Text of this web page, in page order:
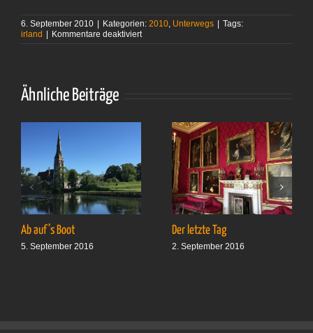
6. September 2010 | Kategorien: 2010 Unterwegs | Tags:
irland | Kommentare deaktiviertfür
Ähnliche Beiträge
Ab auf’s Boot
5. September 2016
Der letzte Tag
2. September 2016